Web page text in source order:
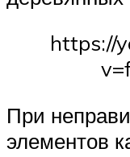
https://
При
элементов